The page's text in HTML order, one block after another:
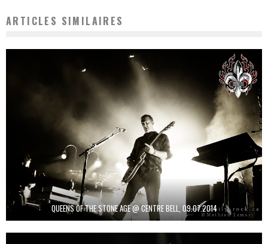
ARTICLES SIMILAIRES
QUEENS OF THE STONE AGE @ CENTRE BELL, 09.07.2014